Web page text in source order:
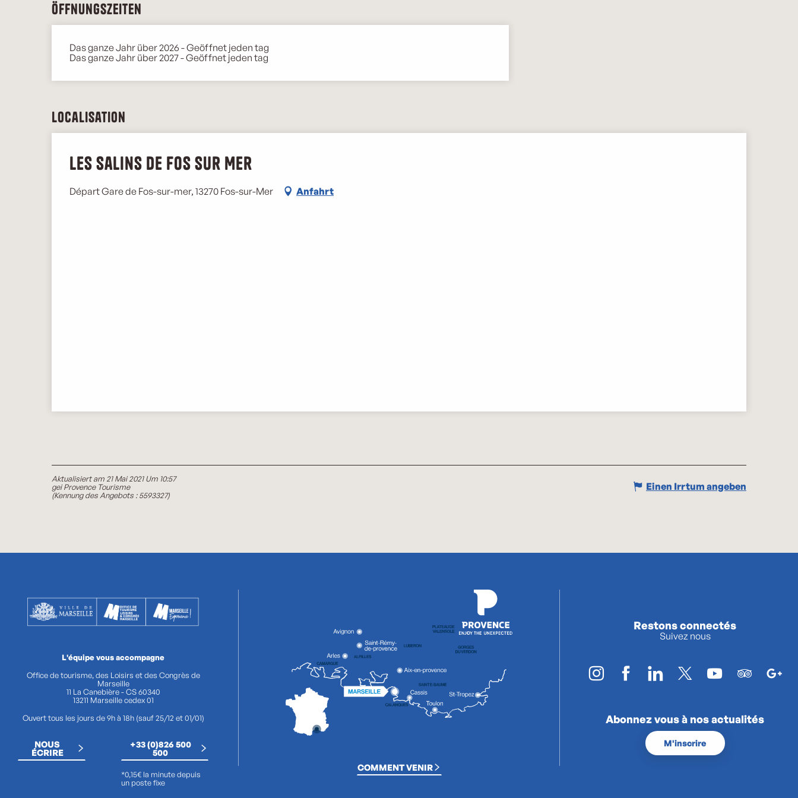
Öffnungszeiten
Das ganze Jahr über 2026 - Geöffnet jeden tag
Das ganze Jahr über 2027 - Geöffnet jeden tag
Localisation
Les salins de Fos sur Mer
Départ Gare de Fos-sur-mer, 13270 Fos-sur-Mer Anfahrt
Aktualisiert am 21 Mai 2021 Um 10:57
gei Provence Tourisme
(Kennung des Angebots :5593327)
Einen Irrtum angeben
L'équipe vous accompagne
Office de tourisme, des Loisirs et des Congrès de
Marseille
11 La Canebière - CS 60340
13211 Marseille cedex 01
Ouvert tous les jours de 9h à 18h (sauf 25/12 et 01/01)
NOUS
ÉCRIRE
+33 (0)826 500
500
*0,15€ la minute depuis
un poste fixe
COMMENT VENIR
Restons connectés
Suivez nous
Abonnez vous à nos actualités
M'inscrire